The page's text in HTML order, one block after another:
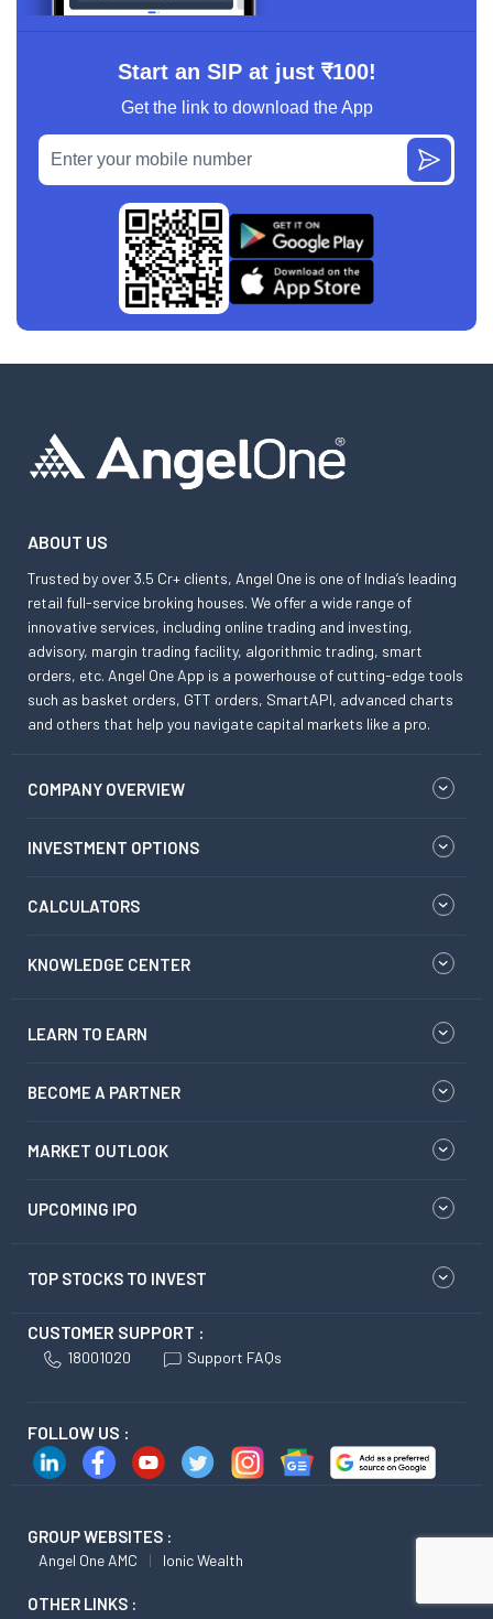
Start an SIP at just ₹100!
Get the link to download the App
ABOUT US
Trusted by over 3.5 Cr+ clients, Angel One is one of India’s leading
retail full-service broking houses. We offer a wide range of
innovative services, including online trading and investing,
advisory, margin trading facility, algorithmic trading, smart
orders, etc. Angel One App is a powerhouse of cutting-edge tools
such as basket orders, GTT orders, SmartAPI, advanced charts
and others that help you navigate capital markets like a pro.
COMPANY OVERVIEW
INVESTMENT OPTIONS
CALCULATORS
KNOWLEDGE CENTER
LEARN TO EARN
BECOME A PARTNER
MARKET OUTLOOK
UPCOMING IPO
TOP STOCKS TO INVEST
CUSTOMER SUPPORT :
18001020 Support FAQs
FOLLOW US :
GROUP WEBSITES :
Angel One AMC Ionic Wealth
OTHER LINKS :